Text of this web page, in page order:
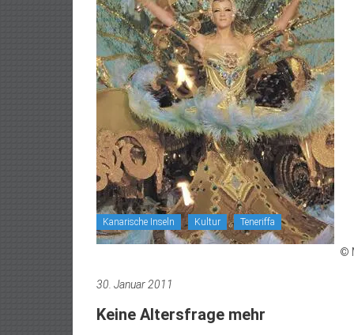
Kanarische Inseln Kultur Teneriffa
©
30. Januar 2011
Keine Altersfrage mehr